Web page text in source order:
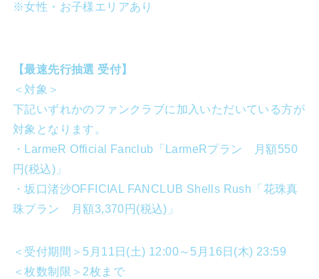
※女性・お子様エリアあり
【最速先行抽選 受付】
＜対象＞
下記いずれかのファンクラブに加入いただいている方が
対象となります。
・LarmeR Official Fanclub「LarmeRプラン 月額550
円(税込)」
・坂口渚沙OFFICIAL FANCLUB Shells Rush「花珠真
珠プラン 月額3,370円(税込)」
＜受付期間＞5月11日(土) 12:00～5月16日(木) 23:59
＜枚数制限＞2枚まで